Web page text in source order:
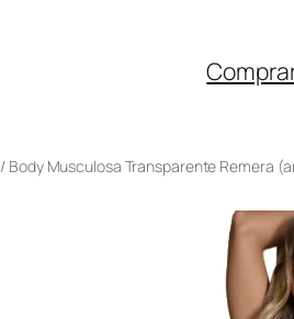
/ Body Musculosa Transparente Remera